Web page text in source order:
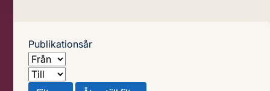
Publikationsår
Från
Till